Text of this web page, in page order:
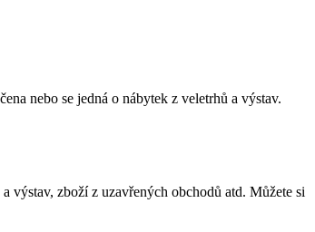
nebo se jedná o nábytek z veletrhů a výstav.
výstav, zboží z uzavřených obchodů atd. Můžete si